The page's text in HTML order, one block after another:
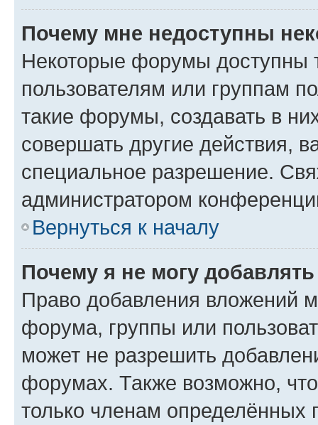
Почему мне недоступны
Некоторые форумы доступны
пользователям или группам
такие форумы, создавать в
совершать другие действия,
специальное разрешение.
администратором
Вернуться к началу
Почему я не могу
Право добавления вложений
форума, группы или
может не разрешить
форумах. Также возможно,
только членам определённых